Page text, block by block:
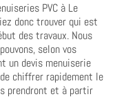
PVC à Le
donc trouver qui est
des travaux. Nous
selon vos
un devis menuiserie
chiffrer rapidement le
prendront et à partir